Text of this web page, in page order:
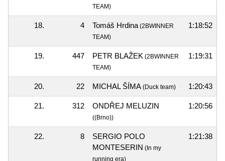
TEAM)
18. 4 Tomáš Hrdina(2BWINNER
TEAM)
1:18:52
19. 447 PETR BLAŽEK (2BWINNER
TEAM)
1:19:31
20. 22 MICHAL ŠÍMA (Duck team) 1:20:43
21. 312 ONDŘEJ MELUZIN
((Brno))
1:20:56
22. 8
SERGIO POLO
MONTESERIN (In my
running era)
1:21:38